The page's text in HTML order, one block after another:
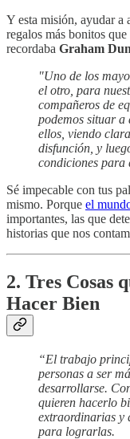
Y esta misión, ayudar a
regalos más bonitos
recordaba Graham
"Uno de los
el otro, para
compañeros de
podemos situar a
ellos, viendo
disfunción, y
condiciones para
Sé impecable con tus
mismo. Porque el
importantes, las que
historias que nos
2. Tres Cosas
Hacer Bien
“El trabajo
personas a ser
desarrollarse.
quieren hacerlo
extraordinarias y
para lograrlas.